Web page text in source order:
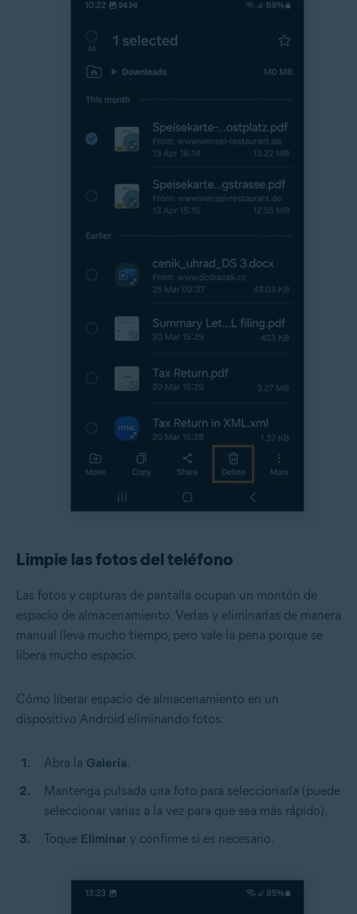
Limpie las fotos del teléfono
Las fotos y capturas de pantalla ocupan un montón de
espacio de almacenamiento. Verlas y eliminarlas de manera
manual lleva mucho tiempo, pero vale la pena porque se
libera mucho espacio.
Cómo liberar espacio de almacenamiento en un
dispositivo Android eliminando fotos:
Abra la Galería.
Mantenga pulsada una foto para seleccionarla (puede
seleccionar varias a la vez para que sea más rápido).
Toque Eliminar y confirme si es necesario.